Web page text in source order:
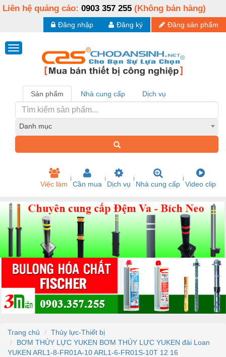
Liên hệ quảng cáo: 0903 357 255 (Không bán hàng)
Đăng sản phẩm
Đăng ký
Đăng nhập
Sản phẩm Nhà cung cấp Dịch vụ
Danh mục
Việc làm Cần mua Dịch vụ Nhà cung cấp Video clip
Trang chủ
Thủy lực-Thiết bị
BƠM THỦY LỰC YUKEN BƠM THỦY LỰC YUKEN đài Loan
YUKEN ARL1-8-FR01A-10 ARL1-6-FR01S-10T 12 16